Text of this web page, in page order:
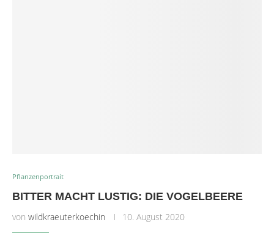
Pflanzenportrait
BITTER MACHT LUSTIG: DIE VOGELBEERE
von wildkraeuterkoechin 10. August 2020